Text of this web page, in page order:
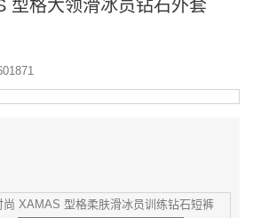
型格大领滑冰员钻石外套
尚 XAMAS 型格柔肤滑冰员训练钻石短裤